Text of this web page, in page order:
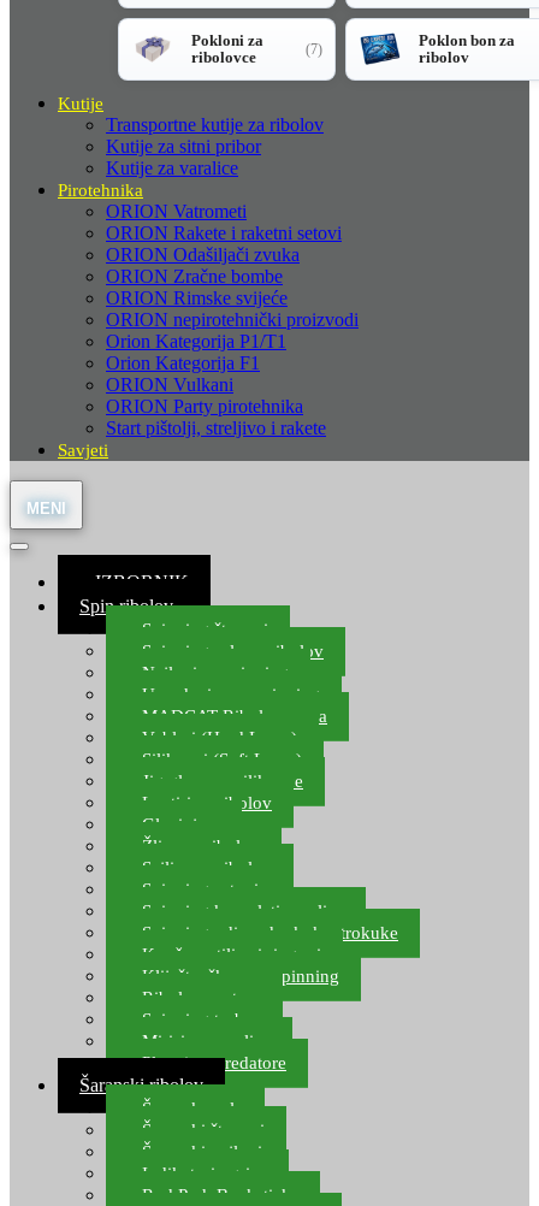
Pokloni za
ribolovce
(7)
Poklon bon za
ribolov
Kutije
Transportne kutije za ribolov
Kutije za sitni pribor
Kutije za varalice
Pirotehnika
ORION Vatrometi
ORION Rakete i raketni setovi
ORION Odašiljači zvuka
ORION Zračne bombe
ORION Rimske svijeće
ORION nepirotehnički proizvodi
Orion Kategorija P1/T1
Orion Kategorija F1
ORION Vulkani
ORION Party pirotehnika
Start pištolji, streljivo i rakete
Savjeti
≡ IZBORNIK
Spin ribolov
Spinning štapovi
Spinning role za ribolov
Najloni za spinning
Upredenice za spinning
MADCAT Ribolov soma
Vobleri (Hard Lures)
Silikonci (Soft Lures)
Jig glave za silikonce
Leptiri za ribolov
Glavinjare
Žlice za ribolov
Sajlice za ribolov
Spinning setovi
Spinning kompleti varalica
Spinning udice, dvokuke, trokuke
Kopče, vrtilice i ringovi
Kliješta, škare za spinning
Ribolov pastrve
Spinning torbe
Mirisi za varalice
Plovci za predatore
Šaranski ribolov
Šaranske role
Šaranski štapovi
Šaranski najloni
Indikatori ugriza
Rod Pod, Banksticks